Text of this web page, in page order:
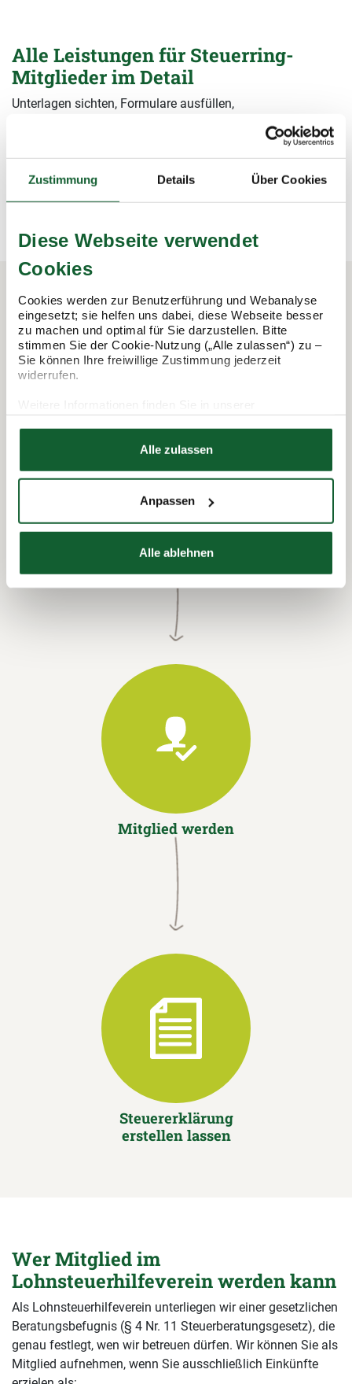
Zustimmung Details Über Cookies
Diese Webseite verwendet
Cookies
Cookies werden zur Benutzerführung und Webanalyse
eingesetzt; sie helfen uns dabei, diese Webseite besser
zu machen und optimal für Sie darzustellen. Bitte
stimmen Sie der Cookie-Nutzung („Alle zulassen“) zu –
Sie können Ihre freiwillige Zustimmung jederzeit
widerrufen.
Datenschutzerklärung
Hier finden Sie unser
Alle zulassen
Anpassen
Alle ablehnen
Alle Leistungen für Steuerring-
Mitglieder im Detail
Unterlagen sichten, Formulare ausfüllen,
Steuerermäßigungen beantragen, Bescheide prüfen – wir
übernehmen alle Arbeiten rund um die Steuererklärung und
sichern damit Ihre Steuervorteile.
In 3 Schritten zur Steuererklärung.
So funktioniert's:
Mitglied werden
Steuererklärung
erstellen lassen
Wer Mitglied im
Lohnsteuerhilfeverein werden kann
Als Lohnsteuerhilfeverein unterliegen wir einer gesetzlichen
Beratungsbefugnis (§ 4 Nr. 11 Steuerberatungsgesetz), die
genau festlegt, wen wir betreuen dürfen. Wir können Sie als
Mitglied aufnehmen, wenn Sie ausschließlich Einkünfte